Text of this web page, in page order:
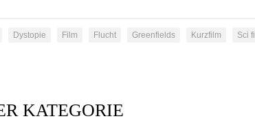
Dystopie Film Flucht Greenfields Kurzfilm
Sci fi
KATEGORIE